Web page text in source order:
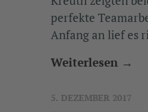
perfekte
Anfang an lief es
Weiterlesen →
5. DEZEMBER 2017